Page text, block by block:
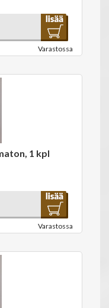
Varastossa
1 kpl
Varastossa